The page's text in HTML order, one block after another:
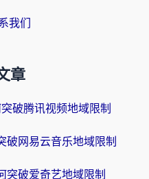
我们
章
破腾讯视频地域限制
破网易云音乐地域限制
突破爱奇艺地域限制